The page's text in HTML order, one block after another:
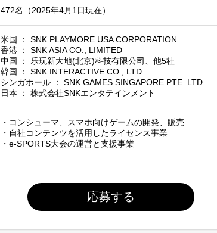
472名（2025年4月1日現在）
米国 ： SNK PLAYMORE USA CORPORATION
香港 ： SNK ASIA CO., LIMITED
中国 ： 乐玩新大地(北京)科技有限公司、他5社
韓国 ： SNK INTERACTIVE CO., LTD.
シンガポール ： SNK GAMES SINGAPORE PTE. LTD.
日本 ： 株式会社SNKエンタテインメント
・コンシューマ、スマホ向けゲームの開発、販売
・自社コンテンツを活用したライセンス事業
・e-SPORTS大会の運営と支援事業
応募する